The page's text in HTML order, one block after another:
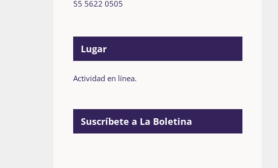
55 5622 0505
Lugar
Actividad en línea.
Suscríbete a La Boletina